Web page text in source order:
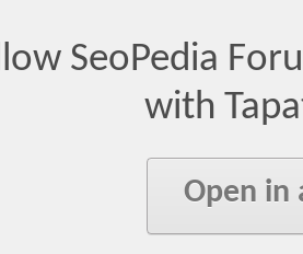
SeoPedia
with
Open in